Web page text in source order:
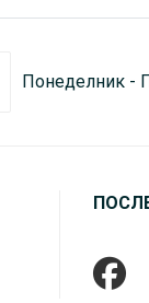
Понеделник -